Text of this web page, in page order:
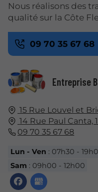
Entreprise
15 Rue Louvel et
14 Rue Paul Canta,
09 70 35 67 68
Lun - Ven : 07h30 -
Sam : 09h00 - 12h00
Nous réalisons des
qualité sur la Côte
09 70 35 67 68